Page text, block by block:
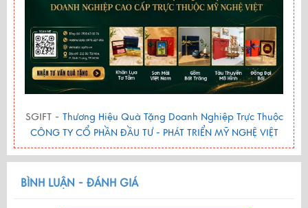
SGIFT - Thương Hiệu Quà Tặng Doanh Nghiệp Trực Thuộc
CÔNG TY CỔ PHẦN ĐẦU TƯ - PHÁT TRIỂN MỸ NGHỆ VIỆT
BÌNH LUẬN - ĐÁNH GIÁ